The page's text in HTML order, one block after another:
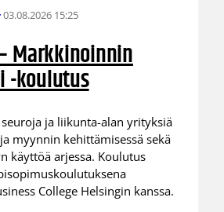
03.08.2026 15:25
Markkinoinnin
-koulutus
ja liikunta-alan yrityksiä
myynnin kehittämisessä sekä
käyttöä arjessa. Koulutus
College Helsingin kanssa.